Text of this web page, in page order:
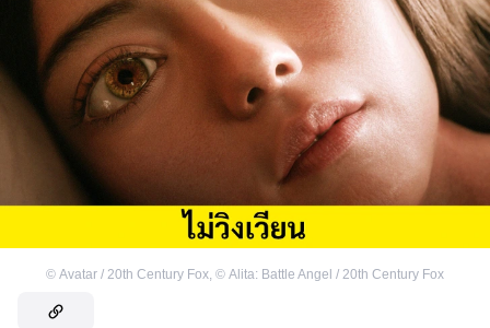
© Avatar / 20th Century Fox © Alita: Battle Angel / 20th Century Fox